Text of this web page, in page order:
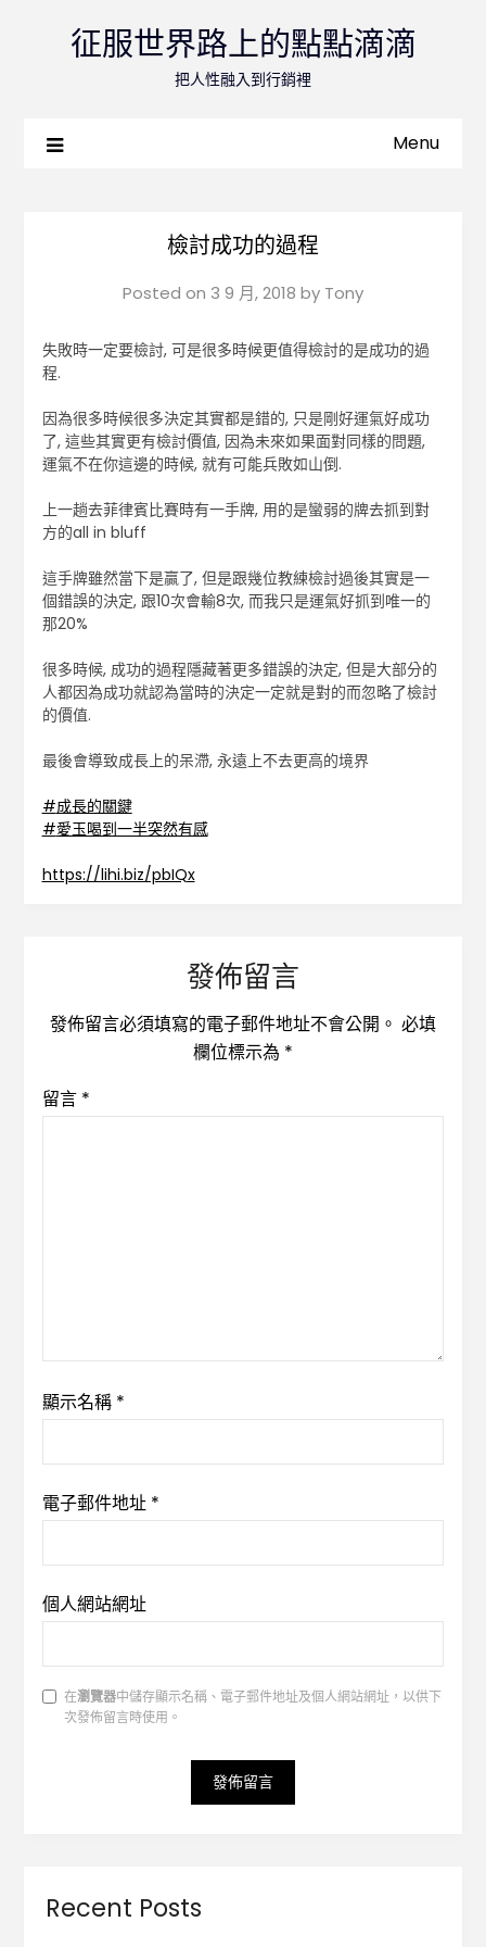
征服世界路上的點點滴滴
把人性融入到行銷裡
Menu
檢討成功的過程
Posted on 3 9 月, 2018 by Tony
失敗時一定要檢討, 可是很多時候更值得檢討的是成功的過
程.
因為很多時候很多決定其實都是錯的, 只是剛好運氣好成功
了, 這些其實更有檢討價值, 因為未來如果面對同樣的問題,
運氣不在你這邊的時候, 就有可能兵敗如山倒.
上一趟去菲律賓比賽時有一手牌, 用的是蠻弱的牌去抓到對
方的all in bluff
這手牌雖然當下是贏了, 但是跟幾位教練檢討過後其實是一
個錯誤的決定, 跟10次會輸8次, 而我只是運氣好抓到唯一的
那20%
很多時候, 成功的過程隱藏著更多錯誤的決定, 但是大部分的
人都因為成功就認為當時的決定一定就是對的而忽略了檢討
的價值.
最後會導致成長上的呆滯, 永遠上不去更高的境界
#成長的關鍵
#愛玉喝到一半突然有感
https://lihi.biz/pbIQx
發佈留言
發佈留言必須填寫的電子郵件地址不會公開。 必填
欄位標示為 *
留言 *
顯示名稱 *
電子郵件地址 *
個人網站網址
在瀏覽器中儲存顯示名稱、電子郵件地址及個人網站網址，以供下
次發佈留言時使用。
Recent Posts